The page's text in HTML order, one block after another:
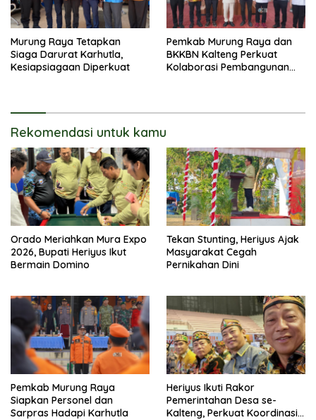
Murung Raya Tetapkan
Siaga Darurat Karhutla,
Kesiapsiagaan Diperkuat
Pemkab Murung Raya dan
BKKBN Kalteng Perkuat
Kolaborasi Pembangunan
Rekomendasi untuk kamu
Orado Meriahkan Mura Expo
2026, Bupati Heriyus Ikut
Bermain Domino
Tekan Stunting, Heriyus Ajak
Masyarakat Cegah
Pernikahan Dini
Pemkab Murung Raya
Siapkan Personel dan
Sarpras Hadapi Karhutla
Heriyus Ikuti Rakor
Pemerintahan Desa se-
Kalteng, Perkuat Koordinasi